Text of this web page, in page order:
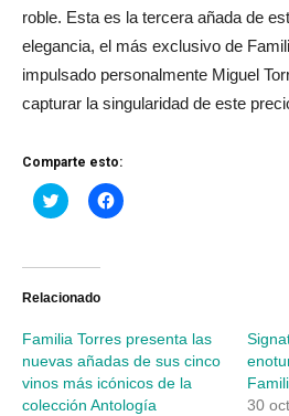
roble. Esta es la tercera añada de
elegancia, el más exclusivo de
impulsado personalmente Miguel
capturar la singularidad de este
Comparte esto:
Haz
clic
Twitter
abre
ventana
nueva)
Haz
clic
ventana
nueva)
Relacionado
Familia Torres presenta las
nuevas añadas de sus cinco
vinos más icónicos de la
colección Antología
30